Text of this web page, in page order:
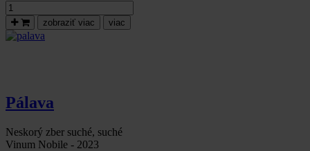
množstvo
Cabernet
Sauvignon,
neskorý
zobraziť viac viac
Pálava
Neskorý zber suché, suché
Vinum Nobile - 2023